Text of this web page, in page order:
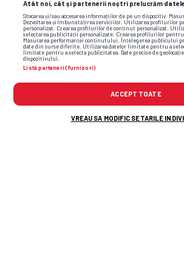
Atât noi, cât și partenerii noștri prelucrăm
Stocarea și/sau accesarea informațiilor de pe un dispozitiv.
Dezvoltarea și îmbunătățirea serviciilor. Utilizarea profilurilor
personalizat. Crearea profilurilor de conținut personalizat.
selectarea publicității personalizate. Crearea profilurilor
Măsurarea performanței conținutului. Înțelegerea publicului
date din surse diferite. Utilizarea datelor limitate pentru a
limitate pentru a selecta publicitatea. Date precise de
dispozitivului.
Listă parteneri (furnizori)
ACCEPT TOATE
VREAU SA MODIFIC SETARILE